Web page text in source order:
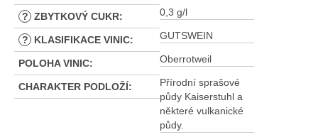
? ZBYTKOVÝ CUKR: 0,3 g/l
? KLASIFIKACE VINIC: GUTSWEIN
POLOHA VINIC: Oberrotweil
CHARAKTER PODLOŽÍ:
Přírodní sprašové
půdy Kaiserstuhl a
některé vulkanické
půdy.